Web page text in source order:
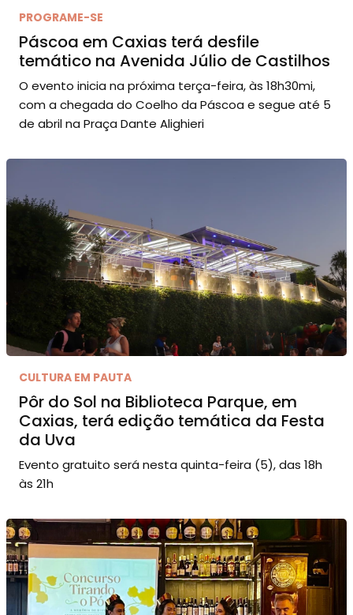
PROGRAME-SE
Páscoa em Caxias terá desfile
temático na Avenida Júlio de Castilhos
O evento inicia na próxima terça-feira, às 18h30mi,
com a chegada do Coelho da Páscoa e segue até 5
de abril na Praça Dante Alighieri
CULTURA EM PAUTA
Pôr do Sol na Biblioteca Parque, em
Caxias, terá edição temática da Festa
da Uva
Evento gratuito será nesta quinta-feira (5), das 18h
às 21h